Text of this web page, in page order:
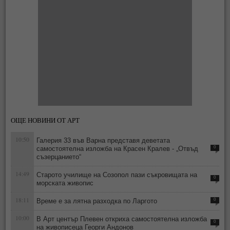
ОЩЕ НОВИНИ ОТ АРТ
10:50
Галерия 33 във Варна представя деветата
самостоятелна изложба на Красен Кралев - „Отвъд
съзерцанието“
0
14:49
Старото училище на Созопол пази съкровищата на
морската живопис
0
18:11 Време е за лятна разходка по Ларгото 0
10:00
В Арт център Плевен откриха самостоятелна изложба
на живописеца Георги Андонов
0